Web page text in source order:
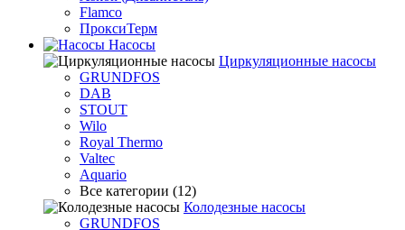
Flamco
ПроксиТерм
Насосы
Циркуляционные насосы
GRUNDFOS
DAB
STOUT
Wilo
Royal Thermo
Valtec
Aquario
Все категории (12)
Колодезные насосы
GRUNDFOS